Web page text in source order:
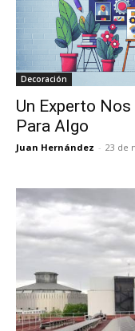
Decoración
Un Experto
Para Algo
Juan Hernández - 23 de